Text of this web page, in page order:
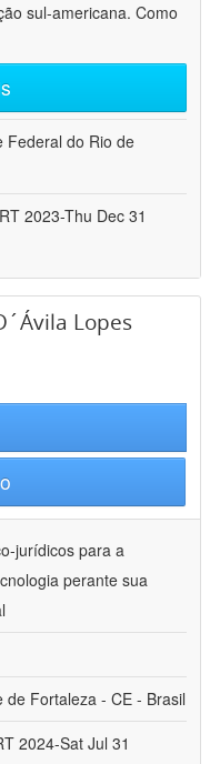
sul-americana. Como
Federal do Rio de
2023-Thu Dec 31
Lopes
jurídicos para a
perante sua
de Fortaleza - CE - Brasil
2024-Sat Jul 31